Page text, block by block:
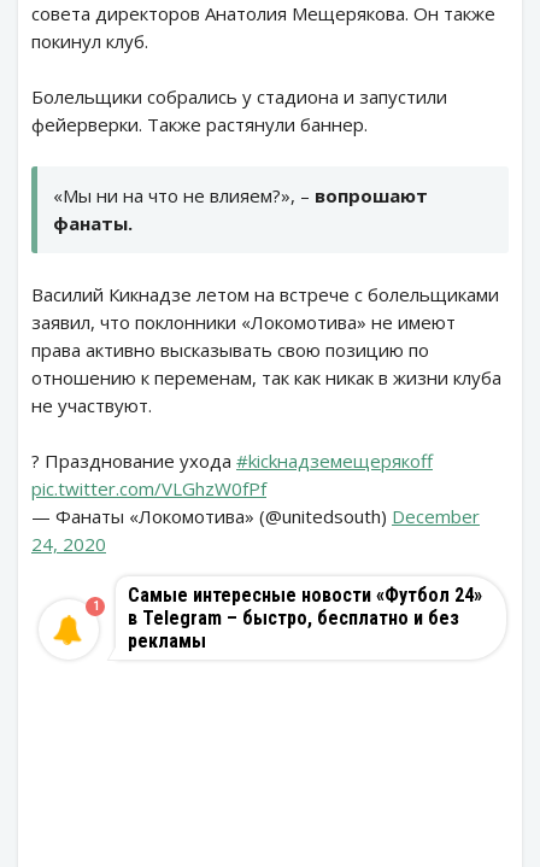
совета директоров Анатолия Мещерякова. Он также
покинул клуб.
Болельщики собрались у стадиона и запустили
фейерверки. Также растянули баннер.
«Мы ни на что не влияем?», – вопрошают
фанаты.
Василий Кикнадзе летом на встрече с болельщиками
заявил, что поклонники «Локомотива» не имеют
права активно высказывать свою позицию по
отношению к переменам, так как никак в жизни клуба
не участвуют.
? Празднование ухода #kickнадземещерякoff
pic.twitter.com/VLGhzW0fPf
— Фанаты «Локомотива» (@unitedsouth) December
24, 2020
Самые интересные новости «Футбол 24»
в Telegram – быстро, бесплатно и без
рекламы
1